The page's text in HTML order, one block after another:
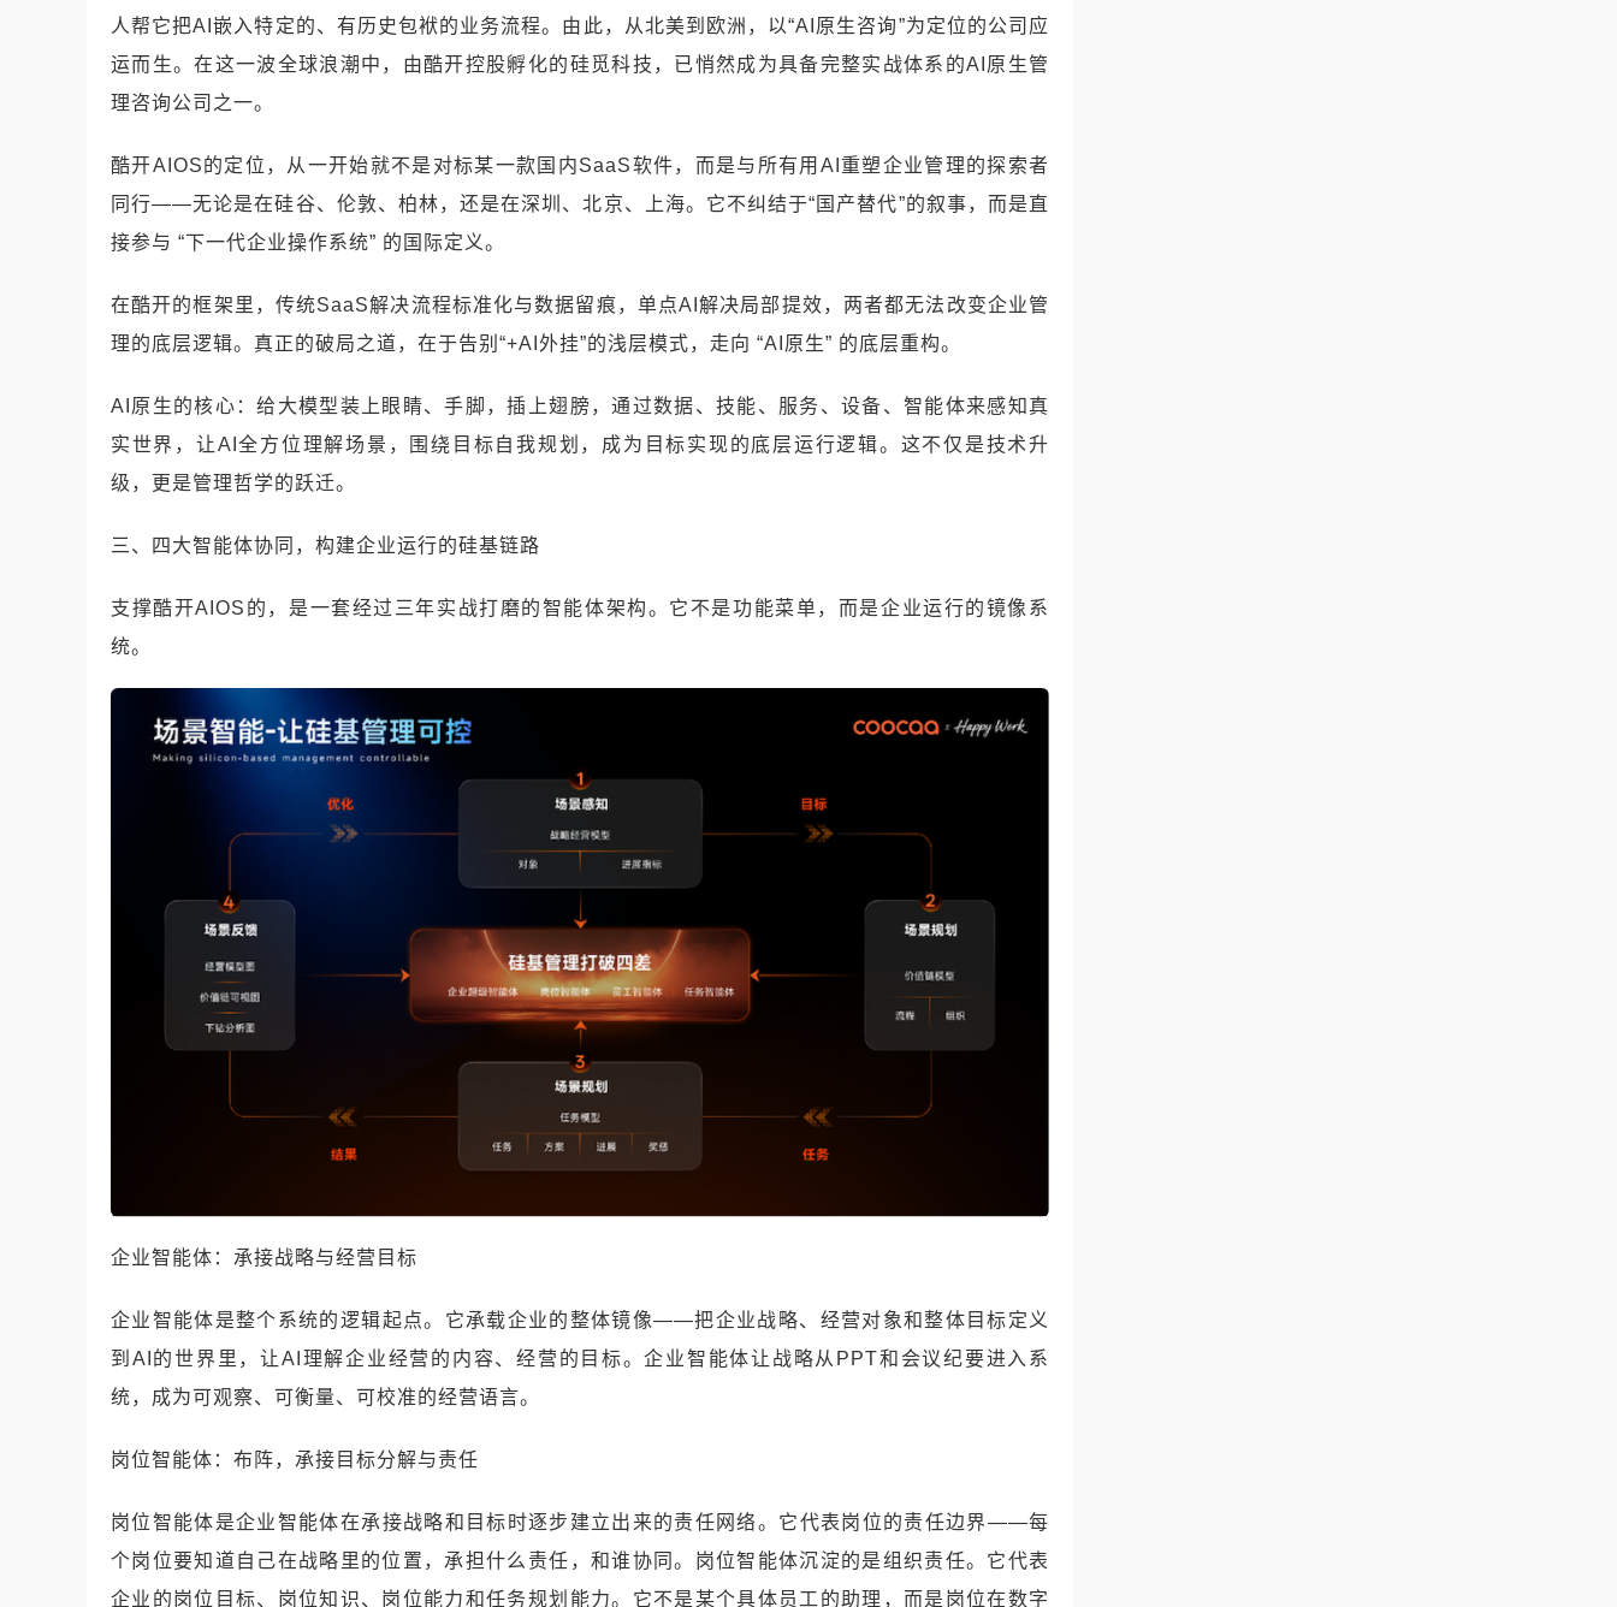
人帮它把AI嵌入特定的、有历史包袱的业务流程。由此，从北美到欧洲，以“AI原生咨询”为定位的公司应
运而生。在这一波全球浪潮中，由酷开控股孵化的硅觅科技，已悄然成为具备完整实战体系的AI原生管
理咨询公司之一。
酷开AIOS的定位，从一开始就不是对标某一款国内SaaS软件，而是与所有用AI重塑企业管理的探索者
同行——无论是在硅谷、伦敦、柏林，还是在深圳、北京、上海。它不纠结于“国产替代”的叙事，而是直
接参与 “下一代企业操作系统” 的国际定义。
在酷开的框架里，传统SaaS解决流程标准化与数据留痕，单点AI解决局部提效，两者都无法改变企业管
理的底层逻辑。真正的破局之道，在于告别“+AI外挂”的浅层模式，走向 “AI原生” 的底层重构。
AI原生的核心：给大模型装上眼睛、手脚，插上翅膀，通过数据、技能、服务、设备、智能体来感知真
实世界，让AI全方位理解场景，围绕目标自我规划，成为目标实现的底层运行逻辑。这不仅是技术升
级，更是管理哲学的跃迁。
三、四大智能体协同，构建企业运行的硅基链路
支撑酷开AIOS的，是一套经过三年实战打磨的智能体架构。它不是功能菜单，而是企业运行的镜像系
统。
企业智能体：承接战略与经营目标
企业智能体是整个系统的逻辑起点。它承载企业的整体镜像——把企业战略、经营对象和整体目标定义
到AI的世界里，让AI理解企业经营的内容、经营的目标。企业智能体让战略从PPT和会议纪要进入系
统，成为可观察、可衡量、可校准的经营语言。
岗位智能体：布阵，承接目标分解与责任
岗位智能体是企业智能体在承接战略和目标时逐步建立出来的责任网络。它代表岗位的责任边界——每
个岗位要知道自己在战略里的位置，承担什么责任，和谁协同。岗位智能体沉淀的是组织责任。它代表
企业的岗位目标、岗位知识、岗位能力和任务规划能力。它不是某个具体员工的助理，而是岗位在数字